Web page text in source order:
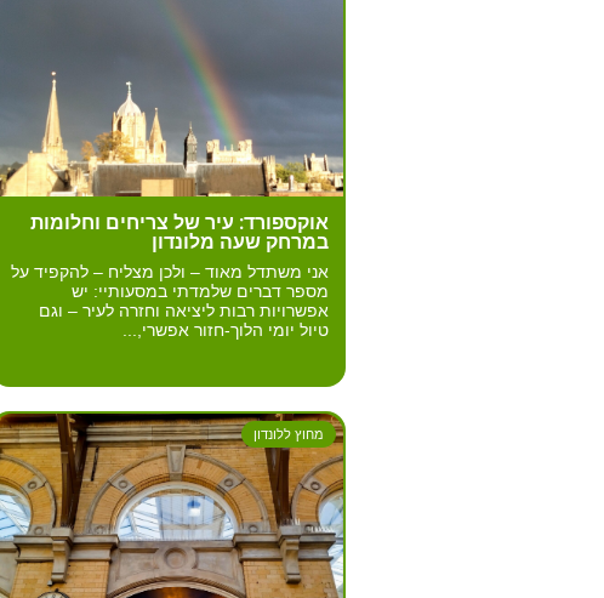
אוקספורד: עיר של צריחים וחלומות
במרחק שעה מלונדון
אני משתדל מאוד – ולכן מצליח – להקפיד על
מספר דברים שלמדתי במסעותיי: יש
אפשרויות רבות ליציאה וחזרה לעיר – וגם
טיול יומי הלוך-חזור אפשרי,...
מחוץ ללונדון